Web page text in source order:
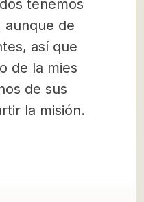
tenemos
aunque de
así que
de la mies
de sus
la misión.